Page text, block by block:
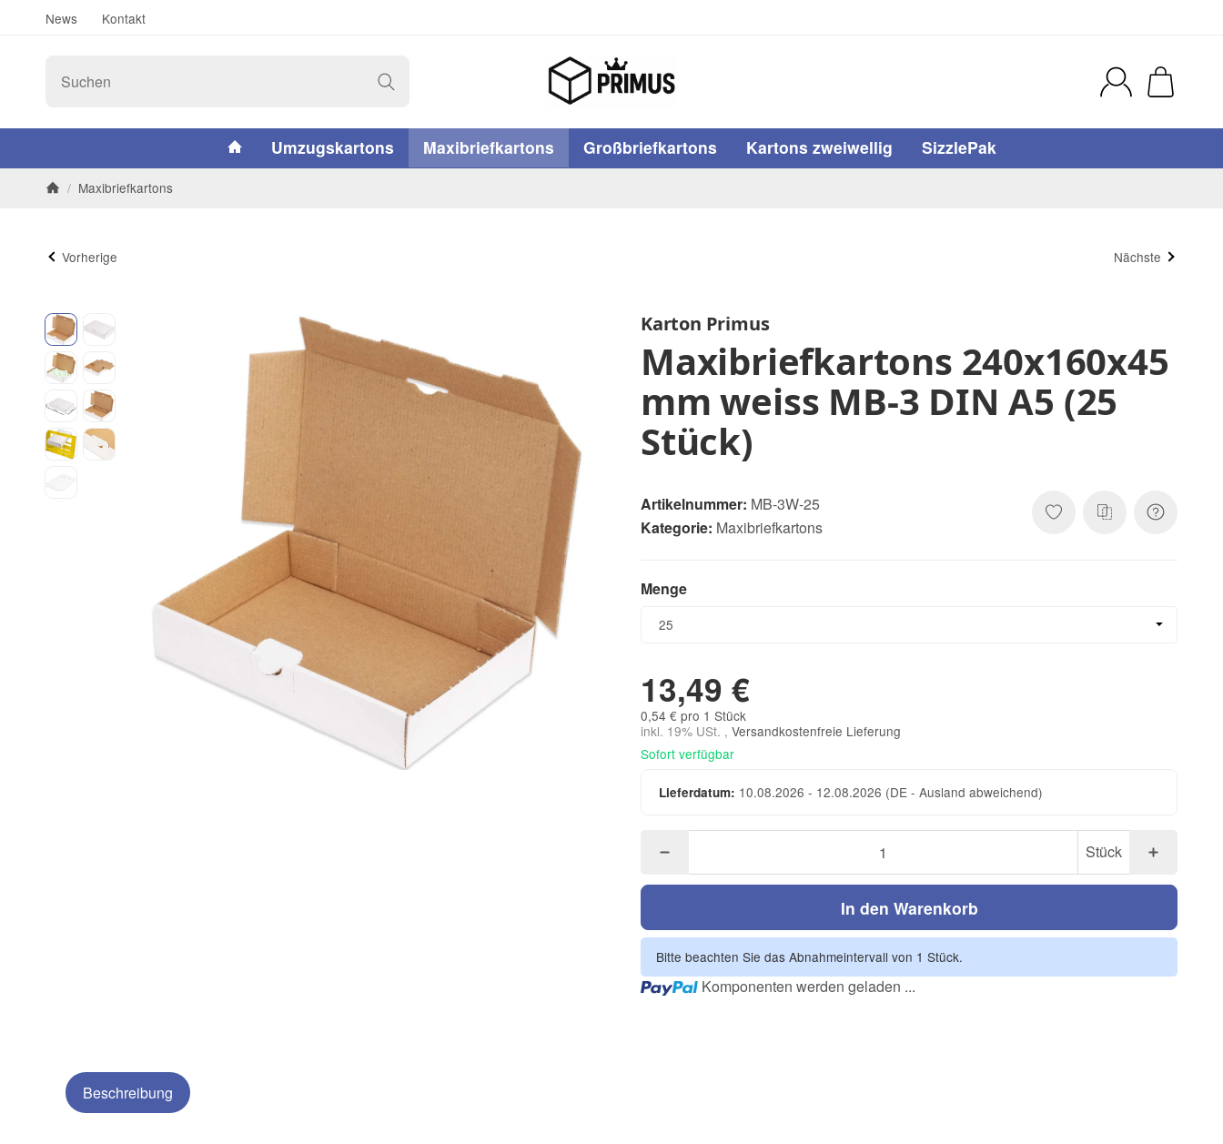
News Kontakt
#custom.linkHome#
Umzugskartons Maxibriefkartons Großbriefkartons Kartons zweiwellig SizzlePak
/ Maxibriefkartons
Vorherige Nächste
Karton Primus
Maxibriefkartons 240x160x45
mm weiss MB-3 DIN A5 (25
Stück)
Artikelnummer: MB-3W-25
Kategorie: Maxibriefkartons
Menge
25
13,49 €
0,54 € pro 1 Stück
inkl. 19% USt. , Versandkostenfreie Lieferung
Sofort verfügbar
Lieferdatum: 10.08.2026 - 12.08.2026 (DE - Ausland abweichend)
Stück
In den Warenkorb
Bitte beachten Sie das Abnahmeintervall von 1 Stück.
Loading...Komponenten werden geladen ...
Beschreibung